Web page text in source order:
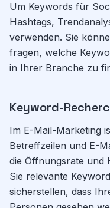
Um Keywords für
Hashtags,
verwenden. Sie
fragen, welche
in Ihrer Branche zu
Keyword-
Im E-Mail-Marketing
Betreffzeilen und E-
die Öffnungsrate und
Sie relevante
sicherstellen, dass